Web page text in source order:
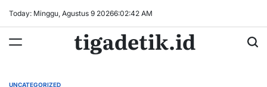
Today: Minggu, Agustus 9 20266:02:43 AM
tigadetik.id
UNCATEGORIZED